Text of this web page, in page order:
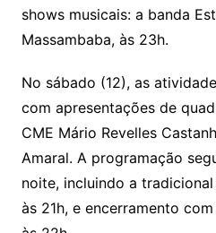
shows musicais: a banda
Massambaba, às 23h.
No sábado (12), as
com apresentações de
CME Mário Revelles
Amaral. A programação
noite, incluindo a
às 21h, e encerramento